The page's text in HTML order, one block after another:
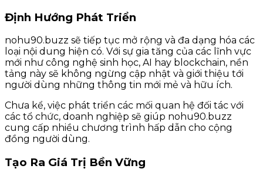
Định Hướng Phát Triển
nohu90.buzz sẽ tiếp tục mở rộng và đa dạng hóa các
loại nội dung hiện có. Với sự gia tăng của các lĩnh vực
mới như công nghệ sinh học, AI hay blockchain, nền
tảng này sẽ không ngừng cập nhật và giới thiệu tới
người dùng những thông tin mới mẻ và hữu ích.
Chưa kể, việc phát triển các mối quan hệ đối tác với
các tổ chức, doanh nghiệp sẽ giúp nohu90.buzz
cung cấp nhiều chương trình hấp dẫn cho cộng
đồng người dùng.
Tạo Ra Giá Trị Bền Vững